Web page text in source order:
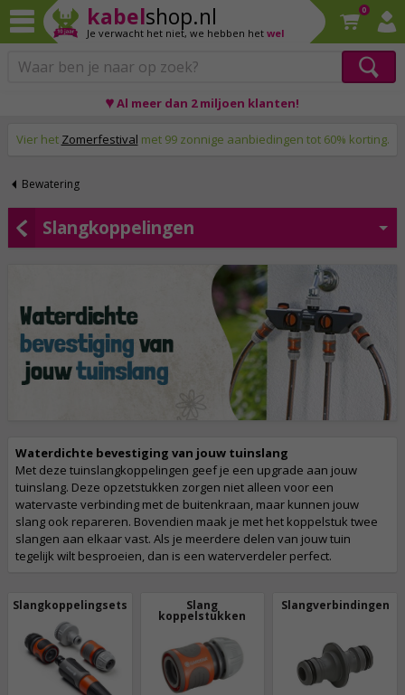
kabelshop.nl
Je verwacht het niet, we hebben het wel
0
♥ Al meer dan 2 miljoen klanten!
Vier het Zomerfestival met 99 zonnige aanbiedingen tot 60% korting.
Bewatering
Slangkoppelingen
Waterdichte bevestiging van jouw tuinslang
Met deze tuinslangkoppelingen geef je een upgrade aan jouw
tuinslang. Deze opzetstukken zorgen niet alleen voor een
watervaste verbinding met de buitenkraan, maar kunnen jouw
slang ook repareren. Bovendien maak je met het koppelstuk twee
slangen aan elkaar vast. Als je meerdere delen van jouw tuin
tegelijk wilt besproeien, dan is een waterverdeler perfect.
Slangkoppelingsets Slang
koppelstukken
Slangverbindingen